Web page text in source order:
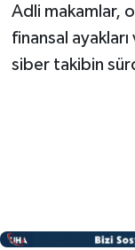
Adli makamlar,
finansal
siber takibin